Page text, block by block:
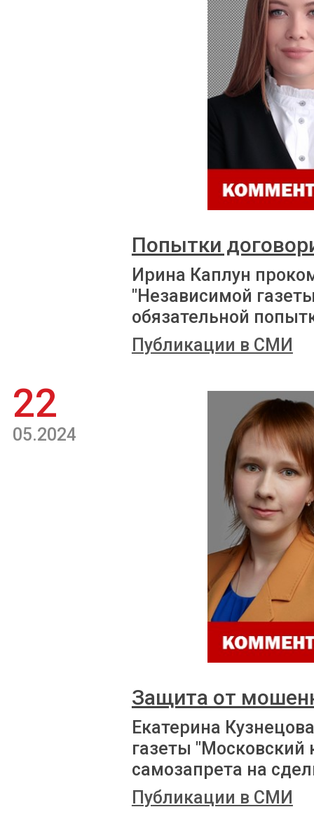
Попытки
Ирина Каплун
"Независимой
обязательной
Публикации в СМИ
22
05.2024
Защита от
Екатерина
газеты
самозапрета на
Публикации в СМИ